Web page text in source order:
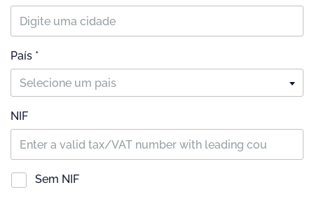
País *
Selecione um pais
NIF
Sem NIF